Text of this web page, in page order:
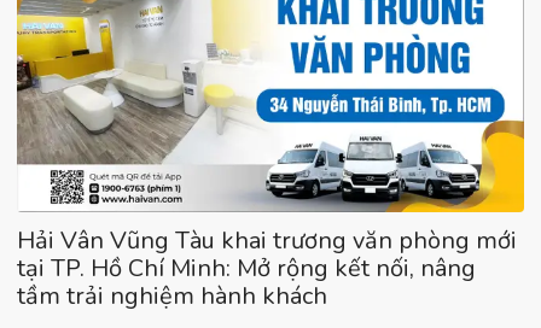
Hải Vân Vũng Tàu khai trương văn phòng mới
tại TP. Hồ Chí Minh: Mở rộng kết nối, nâng
tầm trải nghiệm hành khách